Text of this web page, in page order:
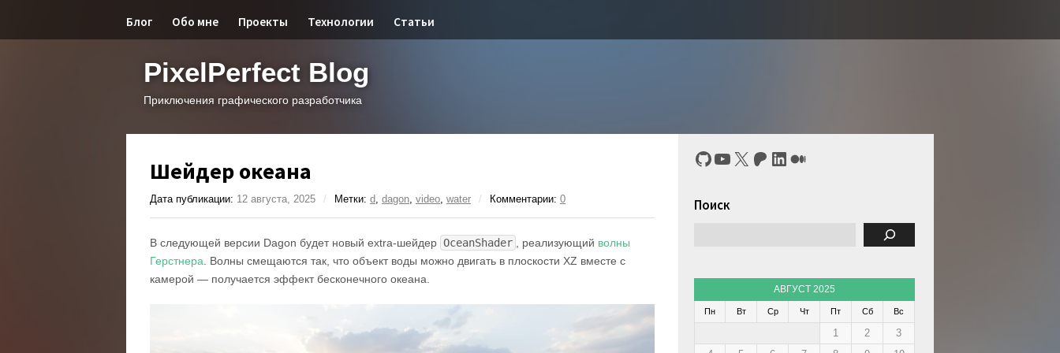
Блог Обо мне Проекты Технологии Статьи
PixelPerfect Blog
Приключения графического разработчика
Шейдер океана
Дата публикации: 12 августа, 2025 / Метки: d, dagon, video, water / Комментарии: 0
В следующей версии Dagon будет новый extra-шейдер OceanShader , реализующий волны
Герстнера . Волны смещаются так, что объект воды можно двигать в плоскости XZ вместе с
камерой — получается эффект бесконечного океана.
GitHub
YouTube
X Patreon
LinkedIn
Средний
Поиск
АВГУСТ 2025
Пн Вт Ср Чт Пт Сб Вс
1 2
3